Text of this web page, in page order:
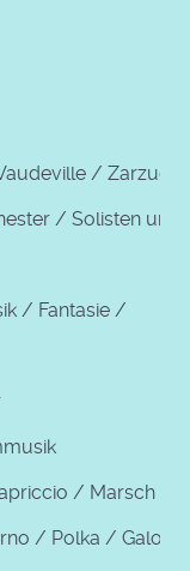
/ Zarzuela
/ Solisten und
/ Fantasie /
/ Marsch /
/ Polka / Galopp